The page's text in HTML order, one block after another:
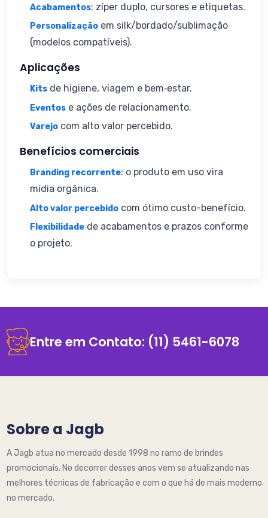
Acabamentos: zíper duplo, cursores e etiquetas.
Personalização em silk/bordado/sublimação
(modelos compatíveis).
Aplicações
Kits de higiene, viagem e bem‑estar.
Eventos e ações de relacionamento.
Varejo com alto valor percebido.
Benefícios comerciais
Branding recorrente: o produto em uso vira
mídia orgânica.
Alto valor percebido com ótimo custo-benefício.
Flexibilidade de acabamentos e prazos conforme
o projeto.
Entre em Contato: (11) 5461-6078
Sobre a Jagb
A Jagb atua no mercado desde 1998 no ramo de brindes
promocionais. No decorrer desses anos vem se atualizando nas
melhores técnicas de fabricação e com o que há de mais moderno
no mercado.